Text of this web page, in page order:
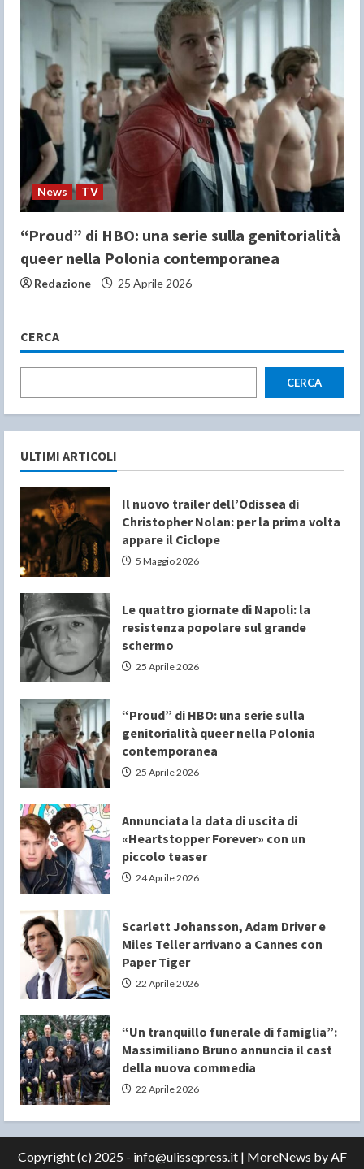
News TV
“Proud” di HBO: una serie sulla genitorialità
queer nella Polonia contemporanea
Redazione 25 Aprile 2026
CERCA
CERCA
ULTIMI ARTICOLI
Il nuovo trailer dell’Odissea di
Christopher Nolan: per la prima volta
appare il Ciclope
5 Maggio 2026
Le quattro giornate di Napoli: la
resistenza popolare sul grande
schermo
25 Aprile 2026
“Proud” di HBO: una serie sulla
genitorialità queer nella Polonia
contemporanea
25 Aprile 2026
Annunciata la data di uscita di
«Heartstopper Forever» con un
piccolo teaser
24 Aprile 2026
Scarlett Johansson, Adam Driver e
Miles Teller arrivano a Cannes con
Paper Tiger
22 Aprile 2026
“Un tranquillo funerale di famiglia”:
Massimiliano Bruno annuncia il cast
della nuova commedia
22 Aprile 2026
Copyright (c) 2025 - info@ulissepress.it | MoreNews by AF